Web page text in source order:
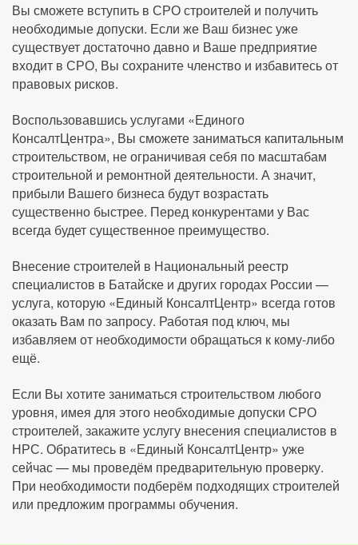
Вы сможете вступить в СРО строителей и получить
необходимые допуски. Если же Ваш бизнес уже
существует достаточно давно и Ваше предприятие
входит в СРО, Вы сохраните членство и избавитесь от
правовых рисков.
Воспользовавшись услугами «Единого
КонсалтЦентра», Вы сможете заниматься капитальным
строительством, не ограничивая себя по масштабам
строительной и ремонтной деятельности. А значит,
прибыли Вашего бизнеса будут возрастать
существенно быстрее. Перед конкурентами у Вас
всегда будет существенное преимущество.
Внесение строителей в Национальный реестр
специалистов в Батайске и других городах России —
услуга, которую «Единый КонсалтЦентр» всегда готов
оказать Вам по запросу. Работая под ключ, мы
избавляем от необходимости обращаться к кому-либо
ещё.
Если Вы хотите заниматься строительством любого
уровня, имея для этого необходимые допуски СРО
строителей, закажите услугу внесения специалистов в
НРС. Обратитесь в «Единый КонсалтЦентр» уже
сейчас — мы проведём предварительную проверку.
При необходимости подберём подходящих строителей
или предложим программы обучения.